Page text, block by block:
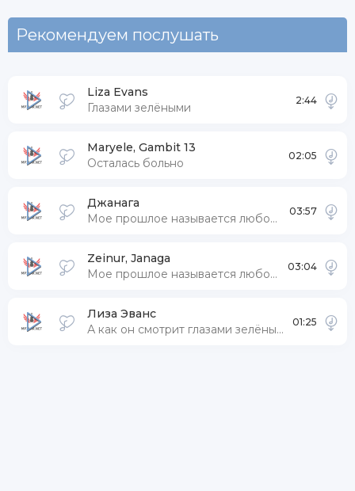
Рекомендуем послушать
Liza Evans
Глазами зелёными
2:44
Maryele, Gambit 13
Осталась больно
02:05
Джанага
Мое прошлое называется любовь (Лезгинка ремикс)
03:57
Zeinur, Janaga
Мое прошлое называется любовь тик ток песня
03:04
Лиза Эванс
А как он смотрит глазами зелёными
01:25